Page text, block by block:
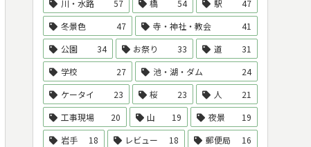
川・水路
57 橋 54 駅
47
冬景色
47 寺・神社・教会
41
公園
34 お祭り 33 道
31
学校
27 池・湖・ダム
24
ケータイ
23 桜 23 人
21
工事現場
20 山 19 夜景
19
岩手
18 レビュー 18 郵便局
16